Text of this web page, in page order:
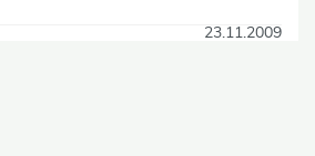
23.11.2009